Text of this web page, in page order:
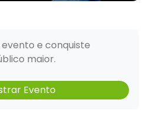
e conquiste
maior.
Evento